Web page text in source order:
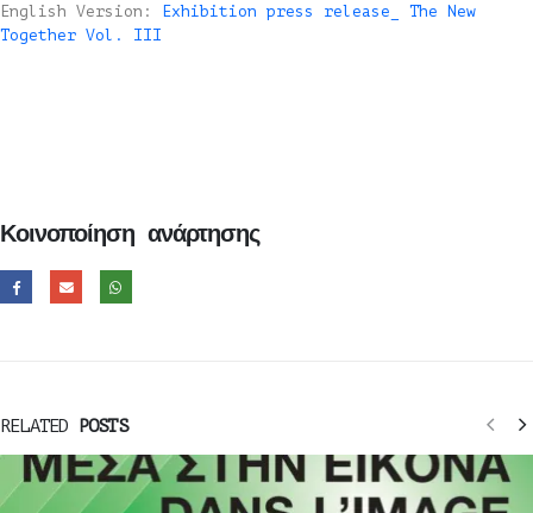
English Version: Exhibition press release_ The New
Together Vol. III
Κοινοποίηση ανάρτησης
RELATED POSTS